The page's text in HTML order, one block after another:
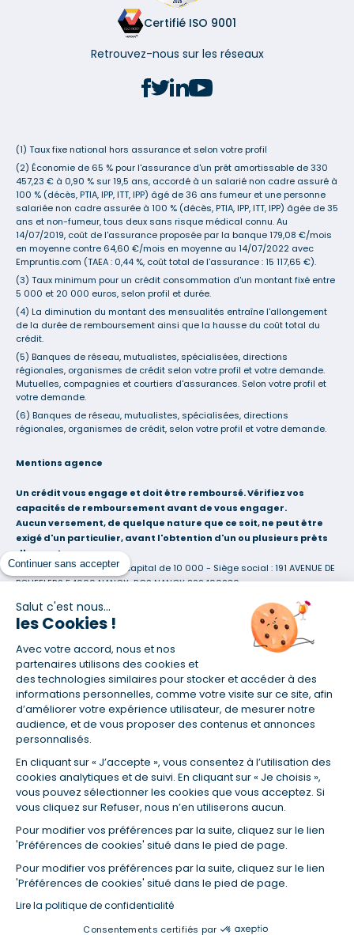
Continuer sans accepter
Salut c'est nous...
les Cookies !
Avec votre accord, nous et nos
partenaires utilisons des cookies et
des technologies similaires pour stocker et accéder à des
informations personnelles, comme votre visite sur ce site, afin
d’améliorer votre expérience utilisateur, de mesurer notre
audience, et de vous proposer des contenus et annonces
personnalisés.
En cliquant sur « J’accepte », vous consentez à l’utilisation des
cookies analytiques et de suivi. En cliquant sur « Je choisis »,
vous pouvez sélectionner les cookies que vous acceptez. Si
vous cliquez sur Refuser, nous n’en utiliserons aucun.
Pour modifier vos préférences par la suite, cliquez sur le lien
'Préférences de cookies' situé dans le pied de page.
Pour modifier vos préférences par la suite, cliquez sur le lien
'Préférences de cookies' situé dans le pied de page.
Lire la politique de confidentialité
Consentements certifiés par
Certifié ISO 9001
Retrouvez-nous sur les réseaux
(1) Taux fixe national hors assurance et selon votre profil
(2) Économie de 65 % pour l'assurance d'un prêt amortissable de 330
457,23 € à 0,90 % sur 19,5 ans, accordé à un salarié non cadre assuré à
100 % (décès, PTIA, IPP, ITT, IPP) âgé de 36 ans fumeur et une personne
salariée non cadre assurée à 100 % (décès, PTIA, IPP, ITT, IPP) âgée de 35
ans et non-fumeur, tous deux sans risque médical connu. Au
14/07/2019, coût de l'assurance proposée par la banque 179,08 €/mois
en moyenne contre 64,60 €/mois en moyenne au 14/07/2022 avec
Empruntis.com (TAEA : 0,44 %, coût total de l'assurance : 15 117,65 €).
(3) Taux minimum pour un crédit consommation d'un montant fixé entre
5 000 et 20 000 euros, selon profil et durée.
(4) La diminution du montant des mensualités entraîne l'allongement
de la durée de remboursement ainsi que la hausse du coût total du
crédit.
(5) Banques de réseau, mutualistes, spécialisées, directions
régionales, organismes de crédit selon votre profil et votre demande.
Mutuelles, compagnies et courtiers d'assurances. Selon votre profil et
votre demande.
(6) Banques de réseau, mutualistes, spécialisées, directions
régionales, organismes de crédit, selon votre profil et votre demande.
Mentions agence
Un crédit vous engage et doit être remboursé. Vérifiez vos
capacités de remboursement avant de vous engager.
Aucun versement, de quelque nature que ce soit, ne peut être
exigé d'un particulier, avant l'obtention d'un ou plusieurs prêts
d'argent.
PREMIERE PIERRE  sarl au capital de 10 000 - Siège social : 191 AVENUE DE
BOUFFLERS 54000 NANCY  RCS NANCY 822400230
Courtier en opérations de banque et en services de paiement (COBSP),
Mandataire d'intermédiaire en opérations de banque et en services de
paiement (MIOBSP), Courtier d'assurance ou de réassurance (COA) et
Mandataire d'intermédiaire d'assurance (MIA) sous le numéro
16005371 (site : www.orias.fr)
Agence franchisée du réseau Empruntis, juridiquement et
financièrement indépendante. Consultez la liste de nos partenaires sur
www.empruntis.com
Société soumise au contrôle de l'Autorité de Contrôle Prudentiel et de
Résolution (ACPR - site : http://acpr.banque-france.fr), 4 Place de
Budapest - CS 92459 - 75436 Paris Cedex 09. L'emprunteur dispose d'un
délai de réflexion de dix (10) jours à compter de la réception de l'offre
de financement. Si la vente immobilière est annulée en raison de la
non-obtention du prêt immobilier, le vendeur doit rembourser les
sommes versées.
*Taux fixe départemental hors assurance et selon dossier. Exemple
représentatif pour un montant emprunté de 200 000 €. Taux débiteur
fixe de 2,95% % et TAEG fixe (hors frais) de 3,31 % (taux assurance
emprunteur de 0,36%) sur 15 ans. 180 mensualités de 1 436,36 € (dont
60,00 € d'assurance). Coût total du crédit (hors frais) : 58 544,60 €.
Montant total dû (hors frais) : 258 544,60 €.